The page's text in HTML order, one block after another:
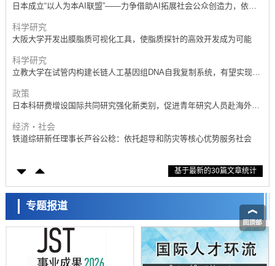
日本成立“以人为本AI联盟”——力争借助AI拓展社会公众创造力，依托
科学研究
大阪大学开发出膜脂质可视化工具，使脂质探针的高效开发成为可能
科学研究
立教大学在试管内构建长链人工基因组DNA自我复制系统，有望实现携
政策
日本科研费增设国际共同研究强化新类别，促进青年研究人员赴海外开
经济・社会
铁道综研新任理事长芦谷公稔：依托超导和防灾等核心优势服务社会
东京大学通过叶绿体基因组编辑技术强化碳固定酶，成功提高光合作用
科学研究
藤田医科大学等成功鉴定出非结核分枝杆菌生存的必需基因，首次揭示
该基因的必要性因菌株而异
经济・社会
【AI法下篇】如何应对AI的不可控性——中央大学平野晋教授专访
科学研究
基于最新的30篇文章统计
专题报道